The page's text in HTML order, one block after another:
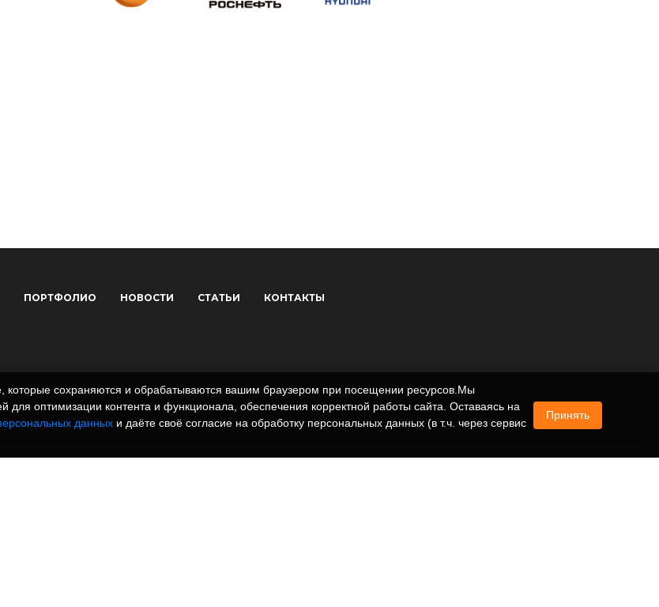
ПОРТФОЛИО НОВОСТИ СТАТЬИ КОНТАКТЫ
сохраняются и обрабатываются вашим браузером при посещении ресурсов.Мы
оптимизации контента и функционала, обеспечения корректной работы сайта. Оставаясь на
данных и даёте своё согласие на обработку персональных данных (в т.ч. через сервис
Принять